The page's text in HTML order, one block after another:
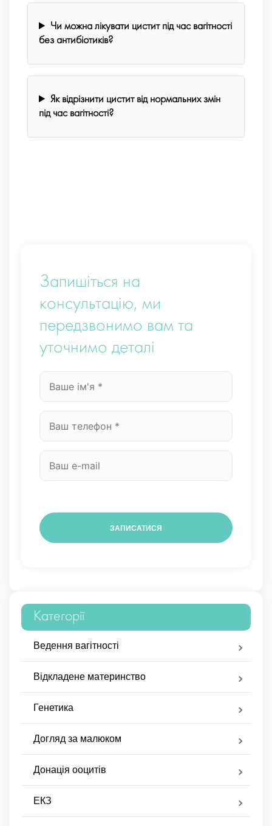
Чи можна лікувати цистит під час вагітності
без антибіотиків?
Як відрізнити цистит від нормальних змін
під час вагітності?
Запишіться на
консультацію, ми
передзвонимо вам та
уточнимо деталі
Категорії
Ведення вагітності
Відкладене материнство
Генетика
Догляд за малюком
Донація ооцитів
ЕКЗ